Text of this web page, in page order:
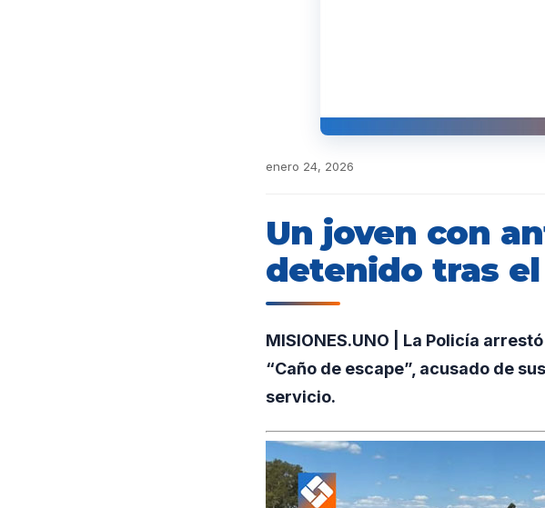
enero 24, 2026
Un joven con
detenido tras
MISIONES.UNO | La Policía
“Caño de escape”, acusado de
servicio.